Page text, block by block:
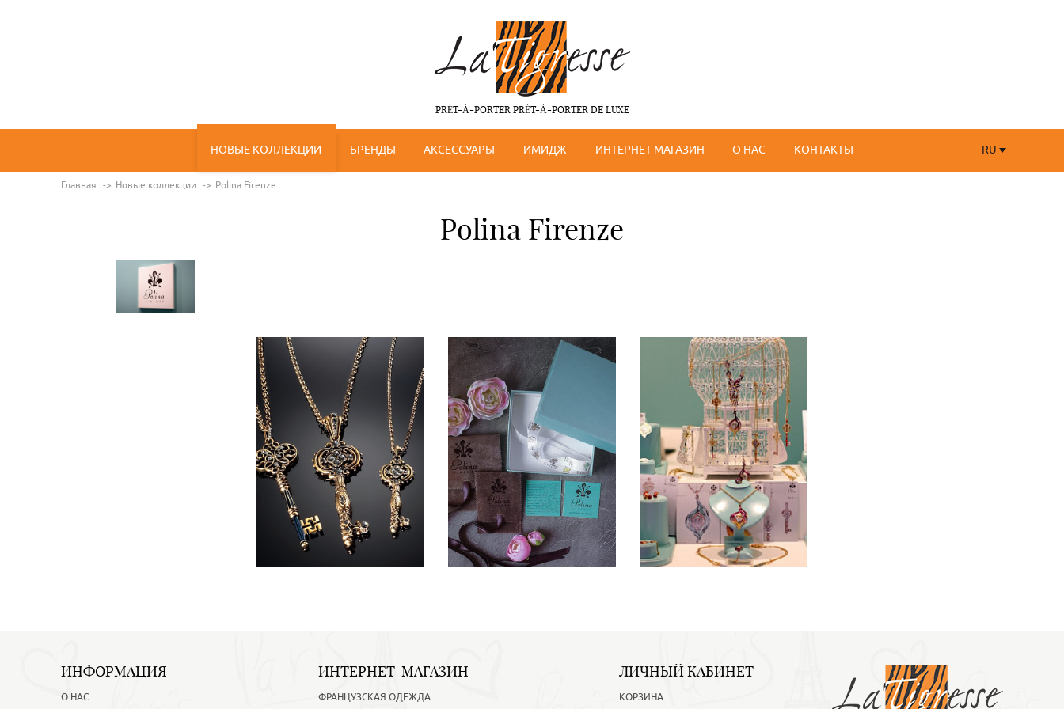
PRÉT-À-PORTER PRÉT-À-PORTER DE LUXE
НОВЫЕ КОЛЛЕКЦИИ БРЕНДЫ АКСЕССУАРЫ ИМИДЖ ИНТЕРНЕТ-МАГАЗИН О НАС КОНТАКТЫ
RU
Главная Новые коллекции Polina Firenze
Polina Firenze
ИНФОРМАЦИЯ
О НАС
ИНТЕРНЕТ-МАГАЗИН
ФРАНЦУЗСКАЯ ОДЕЖДА
ЛИЧНЫЙ КАБИНЕТ
КОРЗИНА